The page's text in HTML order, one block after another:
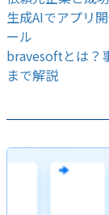
生成AIでアプリ
ール
bravesoftとは？
まで解説